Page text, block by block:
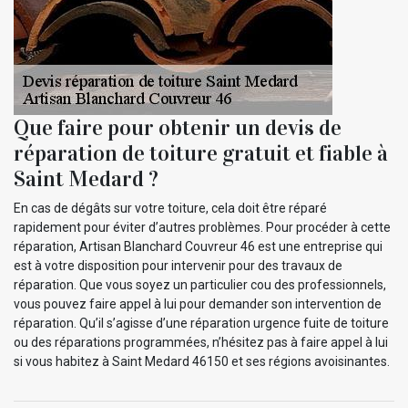
Que faire pour obtenir un devis de
réparation de toiture gratuit et fiable à
Saint Medard ?
En cas de dégâts sur votre toiture, cela doit être réparé
rapidement pour éviter d’autres problèmes. Pour procéder à cette
réparation, Artisan Blanchard Couvreur 46 est une entreprise qui
est à votre disposition pour intervenir pour des travaux de
réparation. Que vous soyez un particulier cou des professionnels,
vous pouvez faire appel à lui pour demander son intervention de
réparation. Qu’il s’agisse d’une réparation urgence fuite de toiture
ou des réparations programmées, n’hésitez pas à faire appel à lui
si vous habitez à Saint Medard 46150 et ses régions avoisinantes.